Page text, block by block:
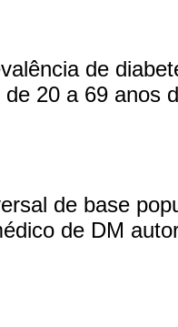
de
20 a 69 anos
de base
de DM